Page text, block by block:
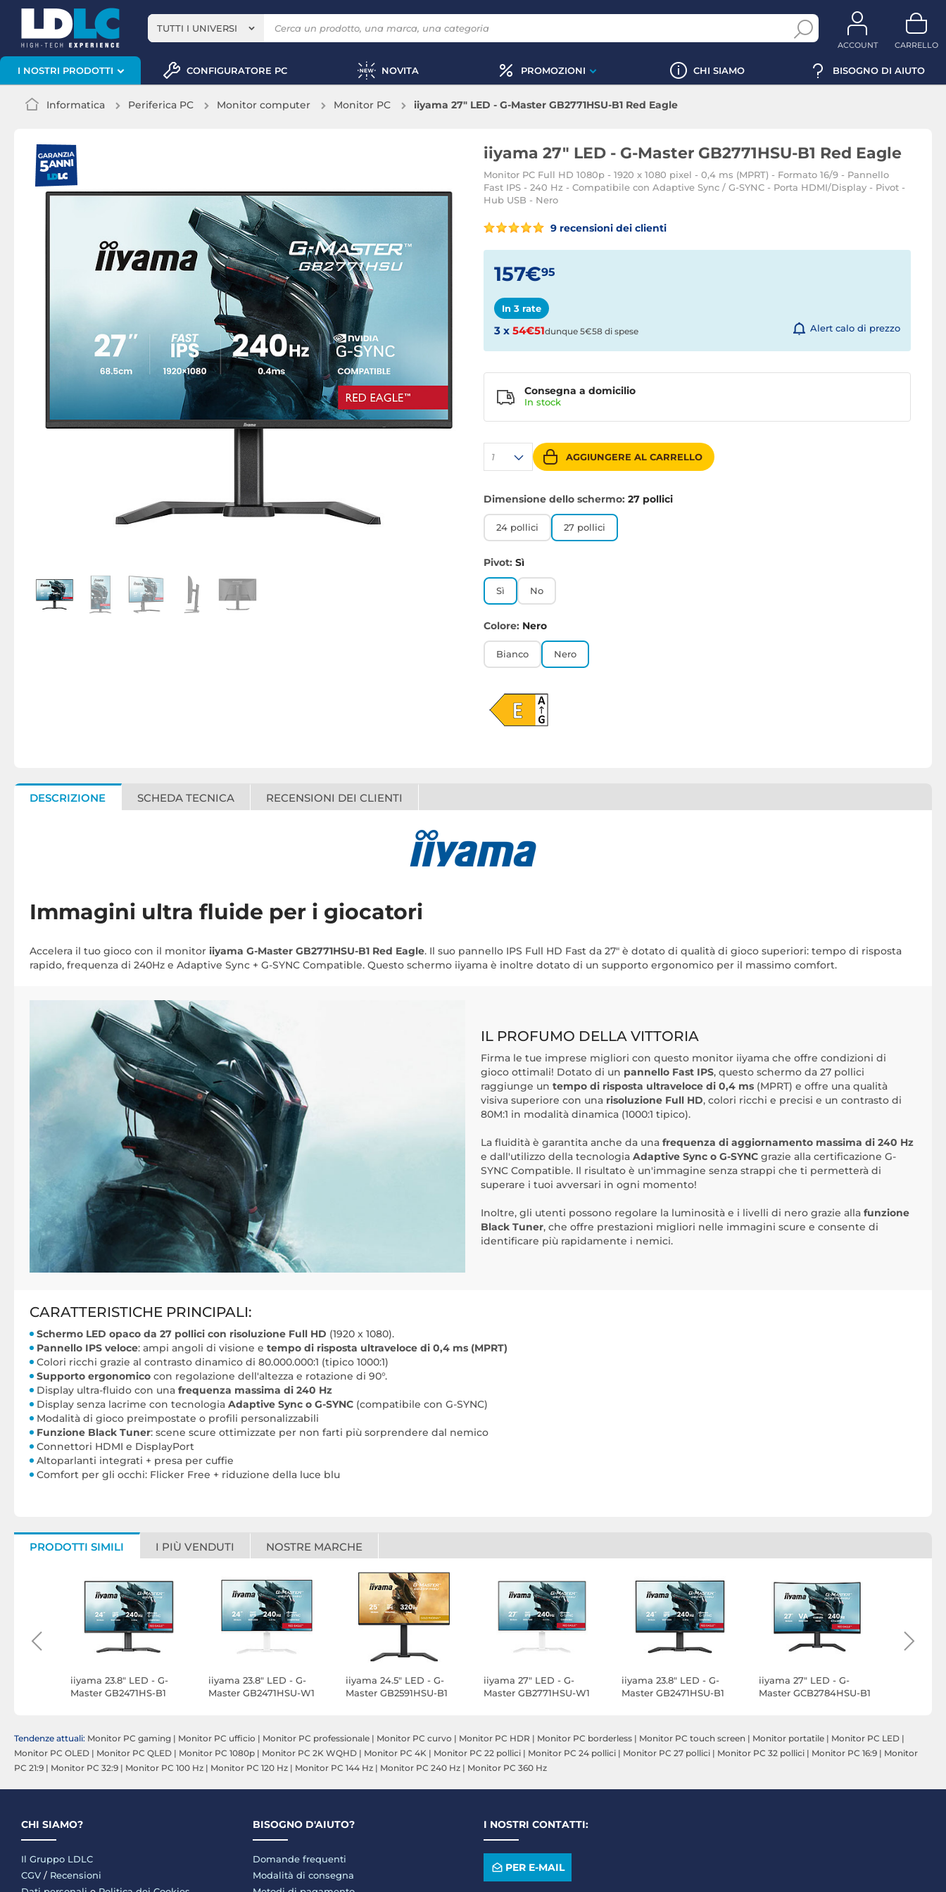
TUTTI I UNIVERSI
ACCOUNT CARRELLO
I NOSTRI PRODOTTI CONFIGURATORE PC NOVITA PROMOZIONI CHI SIAMO BISOGNO DI AIUTO
Informatica Periferica PC Monitor computer Monitor PC iiyama 27" LED - G-Master GB2771HSU-B1 Red Eagle
iiyama 27" LED - G-Master GB2771HSU-B1 Red Eagle
Monitor PC Full HD 1080p - 1920 x 1080 pixel - 0,4 ms (MPRT) - Formato 16/9 - Pannello
Fast IPS - 240 Hz - Compatibile con Adaptive Sync / G-SYNC - Porta HDMI/Display - Pivot -
Hub USB - Nero
9 recensioni dei clienti
157€95
In 3 rate
3 x 54€51dunque 5€58 di spese Alert calo di prezzo
1 AGGIUNGERE AL CARRELLO
Consegna a domicilio
In stock
Dimensione dello schermo: 27 pollici
24 pollici 27 pollici
Pivot: Sì
Sì No
Colore: Nero
Bianco Nero
DESCRIZIONE SCHEDA TECNICA RECENSIONI DEI CLIENTI
Immagini ultra fluide per i giocatori
Accelera il tuo gioco con il monitor iiyama G-Master GB2771HSU-B1 Red Eagle. Il suo pannello IPS Full HD Fast da 27" è dotato di qualità di gioco superiori: tempo di risposta
rapido, frequenza di 240Hz e Adaptive Sync + G-SYNC Compatible. Questo schermo iiyama è inoltre dotato di un supporto ergonomico per il massimo comfort.
IL PROFUMO DELLA VITTORIA
Firma le tue imprese migliori con questo monitor iiyama che offre condizioni di
gioco ottimali! Dotato di un pannello Fast IPS, questo schermo da 27 pollici
raggiunge un tempo di risposta ultraveloce di 0,4 ms (MPRT) e offre una qualità
visiva superiore con una risoluzione Full HD, colori ricchi e precisi e un contrasto di
80M:1 in modalità dinamica (1000:1 tipico).
La fluidità è garantita anche da una frequenza di aggiornamento massima di 240 Hz
e dall'utilizzo della tecnologia Adaptive Sync o G-SYNC grazie alla certificazione G-
SYNC Compatible. Il risultato è un'immagine senza strappi che ti permetterà di
superare i tuoi avversari in ogni momento!
Inoltre, gli utenti possono regolare la luminosità e i livelli di nero grazie alla funzione
Black Tuner, che offre prestazioni migliori nelle immagini scure e consente di
identificare più rapidamente i nemici.
CARATTERISTICHE PRINCIPALI:
Schermo LED opaco da 27 pollici con risoluzione Full HD (1920 x 1080).
Pannello IPS veloce: ampi angoli di visione e tempo di risposta ultraveloce di 0,4 ms (MPRT)
Colori ricchi grazie al contrasto dinamico di 80.000.000:1 (tipico 1000:1)
Supporto ergonomico con regolazione dell'altezza e rotazione di 90°.
Display ultra-fluido con una frequenza massima di 240 Hz
Display senza lacrime con tecnologia Adaptive Sync o G-SYNC (compatibile con G-SYNC)
Modalità di gioco preimpostate o profili personalizzabili
Funzione Black Tuner: scene scure ottimizzate per non farti più sorprendere dal nemico
Connettori HDMI e DisplayPort
Altoparlanti integrati + presa per cuffie
Comfort per gli occhi: Flicker Free + riduzione della luce blu
PRODOTTI SIMILI I PIÙ VENDUTI NOSTRE MARCHE
iiyama 23.8" LED - G-
Master GB2471HS-B1
iiyama 23.8" LED - G-
Master GB2471HSU-W1
iiyama 24.5" LED - G-
Master GB2591HSU-B1
iiyama 27" LED - G-
Master GB2771HSU-W1
iiyama 23.8" LED - G-
Master GB2471HSU-B1
iiyama 27" LED - G-
Master GCB2784HSU-B1
Tendenze attuali: Monitor PC gaming | Monitor PC ufficio | Monitor PC professionale | Monitor PC curvo | Monitor PC HDR | Monitor PC borderless | Monitor PC touch screen | Monitor portatile | Monitor PC LED |
Monitor PC OLED | Monitor PC QLED | Monitor PC 1080p | Monitor PC 2K WQHD | Monitor PC 4K | Monitor PC 22 pollici | Monitor PC 24 pollici | Monitor PC 27 pollici | Monitor PC 32 pollici | Monitor PC 16:9 | Monitor
PC 21:9 | Monitor PC 32:9 | Monitor PC 100 Hz | Monitor PC 120 Hz | Monitor PC 144 Hz | Monitor PC 240 Hz | Monitor PC 360 Hz
CHI SIAMO?
Il Gruppo LDLC
CGV / Recensioni
BISOGNO D'AIUTO?
Domande frequenti
Modalità di consegna
I NOSTRI CONTATTI:
PER E-MAIL